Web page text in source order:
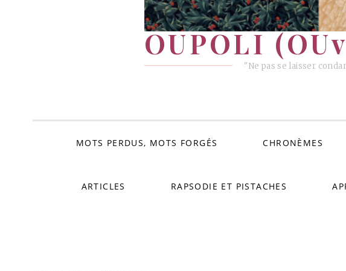
OUPOLI
"Ne pas se laisser
MOTS PERDUS, MOTS FORGÉS CHRONÈMES
ARTICLES RAPSODIE ET PISTACHES